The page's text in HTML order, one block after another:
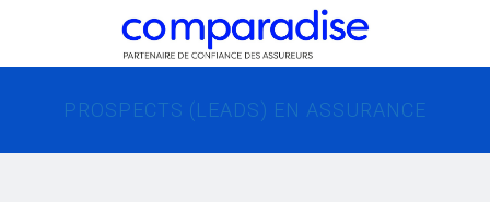
PROSPECTS (LEADS) EN ASSURANCE